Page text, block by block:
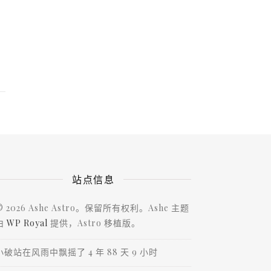
站点信息
2026 Ashe Astro。保留所有权利。Ashe 主题
WP Royal 提供，Astro 移植版。
破站在风雨中飘摇了 4 年 88 天 9 小时